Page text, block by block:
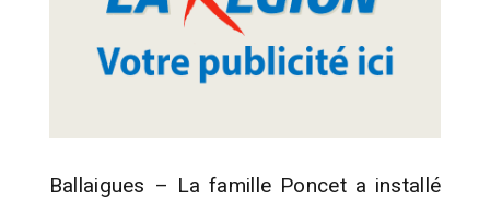
Ballaigues – La famille Poncet a installé